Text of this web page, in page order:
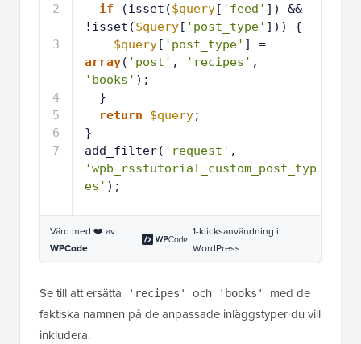
2
3
4
5
6
7
if
(isset($query[ 'feed' ]) &&
!isset($query[ 'post_type' ])) {
$query[ 'post_type'
array( 'post' , 'recipes'
'books' );
}
return
$query;
}
add_filter( 'request'
'wpb_rsstutorial_custom_post_typ
es' );
Värd med ❤️ av
WPCode
1-klicksanvändning i
WordPress
Se till att ersätta 'recipes' och 'books'
med de
faktiska namnen på de anpassade inläggstyper du vill
inkludera.